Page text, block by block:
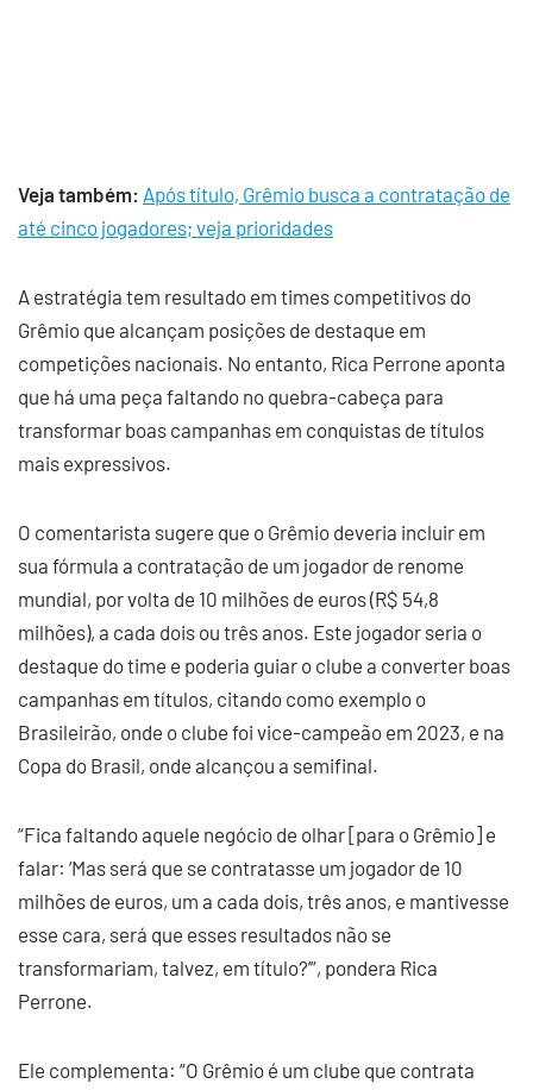
Veja também: Após título, Grêmio busca a contratação de
até cinco jogadores; veja prioridades
A estratégia tem resultado em times competitivos do
Grêmio que alcançam posições de destaque em
competições nacionais. No entanto, Rica Perrone aponta
que há uma peça faltando no quebra-cabeça para
transformar boas campanhas em conquistas de títulos
mais expressivos.
O comentarista sugere que o Grêmio deveria incluir em
sua fórmula a contratação de um jogador de renome
mundial, por volta de 10 milhões de euros (R$ 54,8
milhões), a cada dois ou três anos. Este jogador seria o
destaque do time e poderia guiar o clube a converter boas
campanhas em títulos, citando como exemplo o
Brasileirão, onde o clube foi vice-campeão em 2023, e na
Copa do Brasil, onde alcançou a semifinal.
“Fica faltando aquele negócio de olhar [para o Grêmio] e
falar: ‘Mas será que se contratasse um jogador de 10
milhões de euros, um a cada dois, três anos, e mantivesse
esse cara, será que esses resultados não se
transformariam, talvez, em título?’”, pondera Rica
Perrone.
Ele complementa: “O Grêmio é um clube que contrata